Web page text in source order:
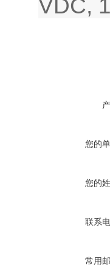
VDC,
您的
您的
联系
常用